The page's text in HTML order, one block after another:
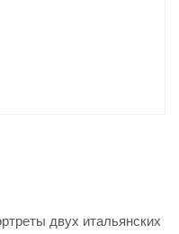
двух итальянских